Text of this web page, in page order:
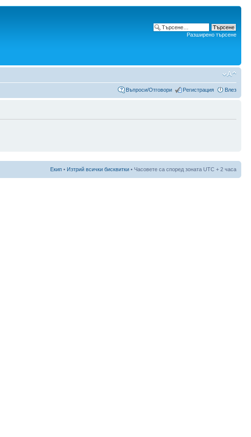
Разширено търсене
Въпроси/Отговори Регистрация Влез
Екип • Изтрий всички бисквитки • Часовете са според зоната UTC + 2 часа